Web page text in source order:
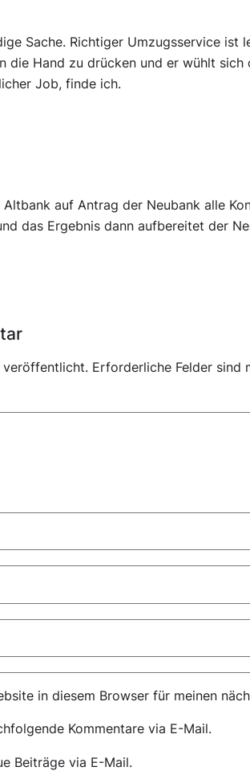
Sache. Richtiger Umzugsservice ist
die Hand zu drücken und er wühlt
Job, finde ich.
auf Antrag der Neubank alle
das Ergebnis dann aufbereitet der
veröffentlicht. Erforderliche Felder sind
in diesem Browser für meinen
Kommentare via E-Mail.
Beiträge via E-Mail.